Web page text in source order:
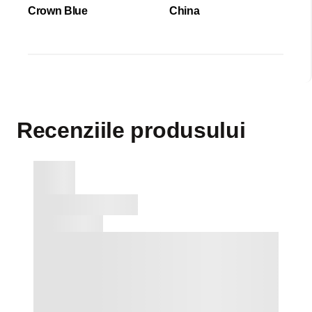
Crown Blue China
Recenziile produsului